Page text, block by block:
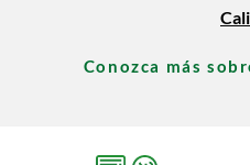
Conozca más